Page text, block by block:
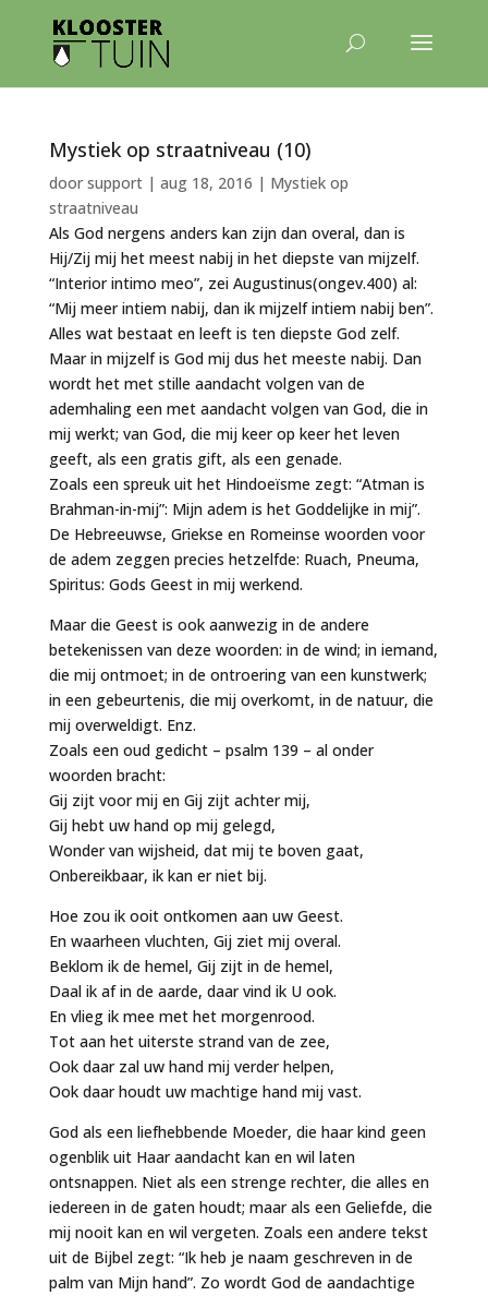
Mystiek op straatniveau (10)
door support| aug 18, 2016 | Mystiek op
straatniveau
Als God nergens anders kan zijn dan overal, dan is
Hij/Zij mij het meest nabij in het diepste van mijzelf.
“Interior intimo meo”, zei Augustinus(ongev.400) al:
“Mij meer intiem nabij, dan ik mijzelf intiem nabij ben”.
Alles wat bestaat en leeft is ten diepste God zelf.
Maar in mijzelf is God mij dus het meeste nabij. Dan
wordt het met stille aandacht volgen van de
ademhaling een met aandacht volgen van God, die in
mij werkt; van God, die mij keer op keer het leven
geeft, als een gratis gift, als een genade.
Zoals een spreuk uit het Hindoeïsme zegt: “Atman is
Brahman-in-mij”: Mijn adem is het Goddelijke in mij”.
De Hebreeuwse, Griekse en Romeinse woorden voor
de adem zeggen precies hetzelfde: Ruach, Pneuma,
Spiritus: Gods Geest in mij werkend.
Maar die Geest is ook aanwezig in de andere
betekenissen van deze woorden: in de wind; in iemand,
die mij ontmoet; in de ontroering van een kunstwerk;
in een gebeurtenis, die mij overkomt, in de natuur, die
mij overweldigt. Enz.
Zoals een oud gedicht – psalm 139 – al onder
woorden bracht:
Gij zijt voor mij en Gij zijt achter mij,
Gij hebt uw hand op mij gelegd,
Wonder van wijsheid, dat mij te boven gaat,
Onbereikbaar, ik kan er niet bij.
Hoe zou ik ooit ontkomen aan uw Geest.
En waarheen vluchten, Gij ziet mij overal.
Beklom ik de hemel, Gij zijt in de hemel,
Daal ik af in de aarde, daar vind ik U ook.
En vlieg ik mee met het morgenrood.
Tot aan het uiterste strand van de zee,
Ook daar zal uw hand mij verder helpen,
Ook daar houdt uw machtige hand mij vast.
God als een liefhebbende Moeder, die haar kind geen
ogenblik uit Haar aandacht kan en wil laten
ontsnappen. Niet als een strenge rechter, die alles en
iedereen in de gaten houdt; maar als een Geliefde, die
mij nooit kan en wil vergeten. Zoals een andere tekst
uit de Bijbel zegt: “Ik heb je naam geschreven in de
palm van Mijn hand”. Zo wordt God de aandachtige